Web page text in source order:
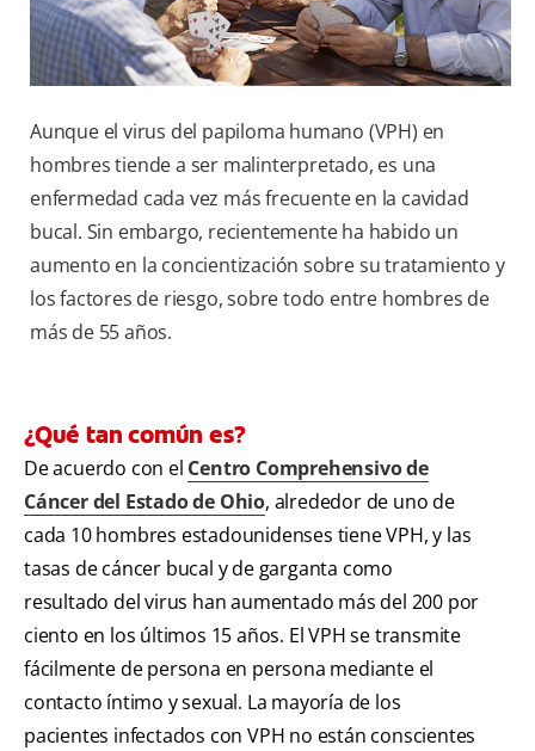
SUSCRÍBASE
Aunque el virus del papiloma humano (VPH) en
hombres tiende a ser malinterpretado, es una
enfermedad cada vez más frecuente en la cavidad
bucal. Sin embargo, recientemente ha habido un
aumento en la concientización sobre su tratamiento y
los factores de riesgo, sobre todo entre hombres de
más de 55 años.
¿Qué tan común es?
De acuerdo con el Centro Comprehensivo de
Cáncer del Estado de Ohio, alrededor de uno de
cada 10 hombres estadounidenses tiene VPH, y las
tasas de cáncer bucal y de garganta como
resultado del virus han aumentado más del 200 por
ciento en los últimos 15 años. El VPH se transmite
fácilmente de persona en persona mediante el
contacto íntimo y sexual. La mayoría de los
pacientes infectados con VPH no están conscientes